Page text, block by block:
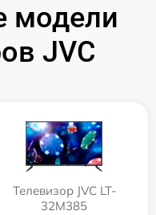
модели
JVC
Телевизор JVC LT-
32M385